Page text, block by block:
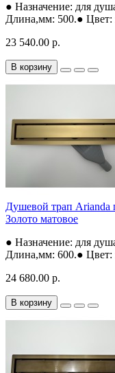
● Назначение: для
Длина,мм: 500.● Цвет:
23 540.00 р.
В корзину
Душевой трап Arianda
Золото матовое
● Назначение: для
Длина,мм: 600.● Цвет:
24 680.00 р.
В корзину